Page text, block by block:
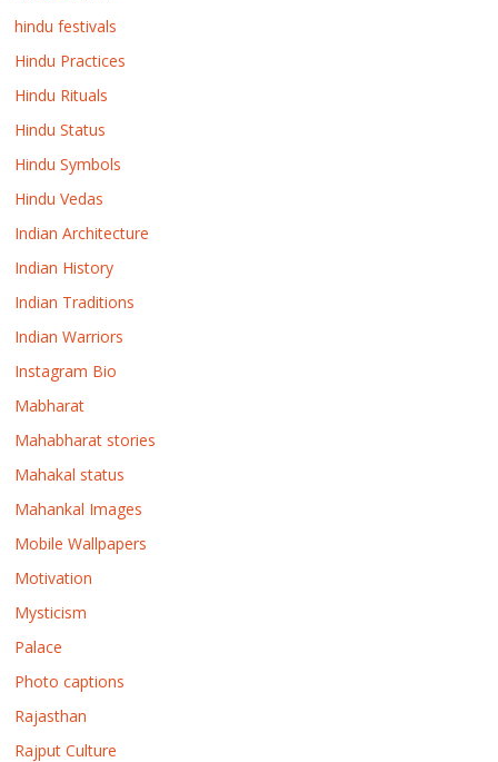
hindu festivals
Hindu Practices
Hindu Rituals
Hindu Status
Hindu Symbols
Hindu Vedas
Indian Architecture
Indian History
Indian Traditions
Indian Warriors
Instagram Bio
Mabharat
Mahabharat stories
Mahakal status
Mahankal Images
Mobile Wallpapers
Motivation
Mysticism
Palace
Photo captions
Rajasthan
Rajput Culture